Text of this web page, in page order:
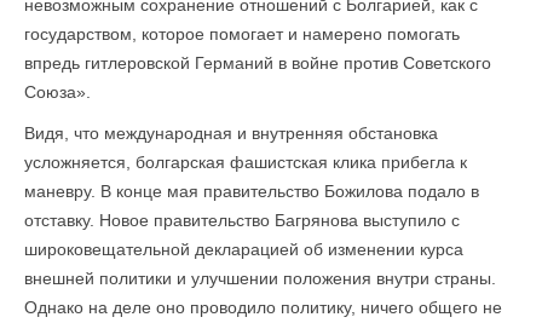
невозможным сохранение отношений с Болгарией, как с
государством, которое помогает и намерено помогать
впредь гитлеровской Германий в войне против Советского
Союза».
Видя, что международная и внутренняя обстановка
усложняется, болгарская фашистская клика прибегла к
маневру. В конце мая правительство Божилова подало в
отставку. Новое правительство Багрянова выступило с
широковещательной декларацией об изменении курса
внешней политики и улучшении положения внутри страны.
Однако на деле оно проводило политику, ничего общего не